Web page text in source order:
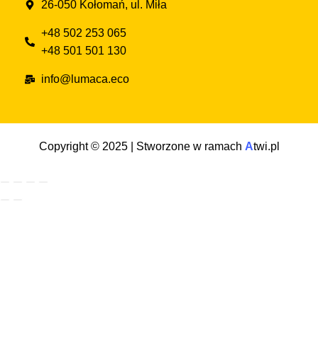
26-050 Kołomań, ul. Miła
+48 502 253 065
+48 501 501 130
info@lumaca.eco
Copyright © 2025 | Stworzone w ramach Atwi.pl